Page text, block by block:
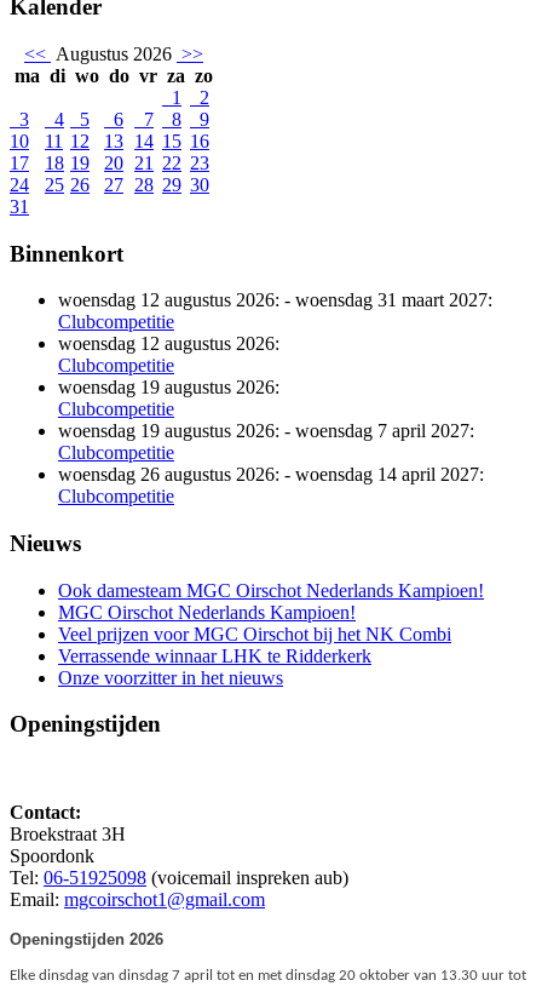
Kalender
<< Augustus 2026 >>
ma di wo do vr za zo
1
2
3
4 5 6 7 8
9
10
11 12 13 14 15 16
17
18 19 20 21 22 23
24
25 26 27 28 29 30
31
Binnenkort
woensdag 12 augustus 2026: - woensdag 31 maart 2027:
Clubcompetitie
woensdag 12 augustus 2026:
Clubcompetitie
woensdag 19 augustus 2026:
Clubcompetitie
woensdag 19 augustus 2026: - woensdag 7 april 2027:
Clubcompetitie
woensdag 26 augustus 2026: - woensdag 14 april 2027:
Clubcompetitie
Nieuws
Ook damesteam MGC Oirschot Nederlands Kampioen!
MGC Oirschot Nederlands Kampioen!
Veel prijzen voor MGC Oirschot bij het NK Combi
Verrassende winnaar LHK te Ridderkerk
Onze voorzitter in het nieuws
Openingstijden
Contact:
Broekstraat 3H
Spoordonk
Tel: 06-51925098 (voicemail inspreken aub)
Email: mgcoirschot1@gmail.com
Openingstijden 2026
Elke dinsdag van dinsdag 7 april tot en met dinsdag 20 oktober van 13.30 uur tot